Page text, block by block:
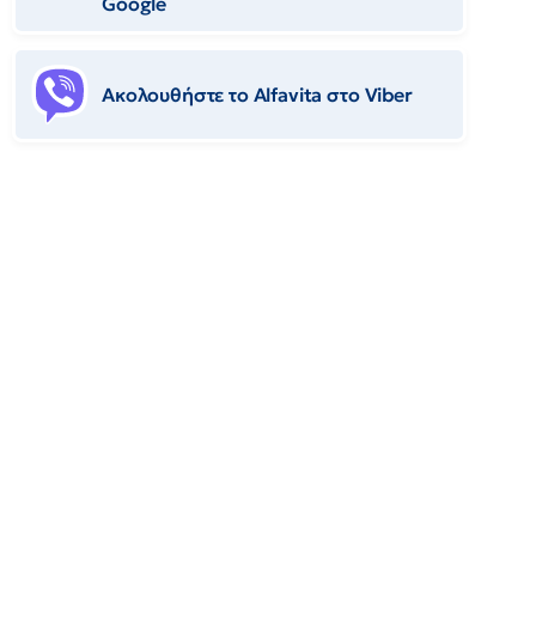
Ακολουθήστε το Αlfavita στο Viber